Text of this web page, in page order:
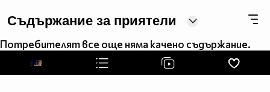
Съдържание за приятели
Потребителят все още няма качено съдържание.